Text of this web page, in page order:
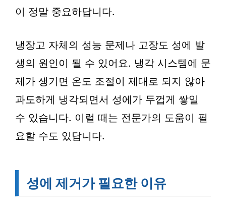
이 정말 중요하답니다.
냉장고 자체의 성능 문제나 고장도 성에 발
생의 원인이 될 수 있어요. 냉각 시스템에 문
제가 생기면 온도 조절이 제대로 되지 않아
과도하게 냉각되면서 성에가 두껍게 쌓일
수 있습니다. 이럴 때는 전문가의 도움이 필
요할 수도 있답니다.
성에 제거가 필요한 이유